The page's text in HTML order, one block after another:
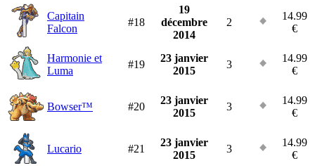
Capitain
Falcon
#18
19
décembre
2014
2
14.99
€
Harmonie et
Luma
#19
23 janvier
2015
3
14.99
€
Bowser™ #20
23 janvier
2015
3
14.99
€
Lucario #21
23 janvier
2015
3
14.99
€